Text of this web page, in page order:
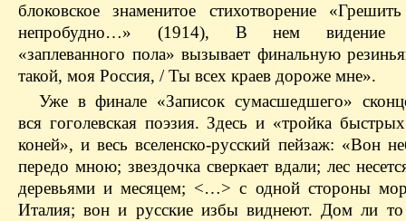
блоковское знаменитое стихотворение
непробудно…» (1914), В нем видение
«заплеванного пола» вызывает финальную
такой, моя Россия, / Ты всех краев дороже мне».
Уже в финале «Записок сумасшедшего»
вся гоголевская поэзия. Здесь и «тройка
коней», и весь вселенско-русский пейзаж: «Вон
передо мною; звездочка сверкает вдали; лес
деревьями и месяцем; <…> с одной стороны
Италия; вон и русские избы виднеют. Дом ли то